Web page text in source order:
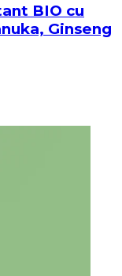
BIO cu
Ginseng